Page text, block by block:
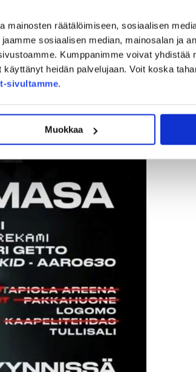
mainosten räätälöimiseen, sosiaalisen
sosiaalisen median, mainosalan ja
Kumppanimme voivat yhdistää
heidän palvelujaan. Voit koska
sivultamme.
Muokkaa